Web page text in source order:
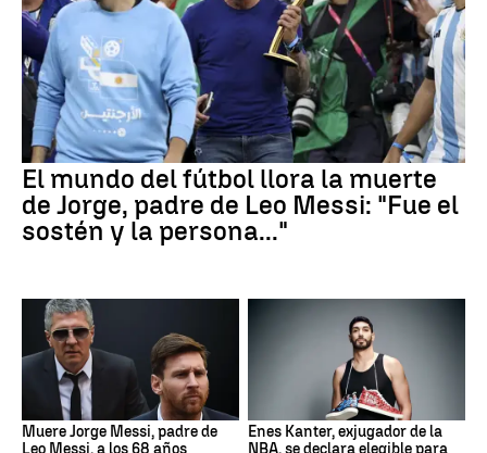
El mundo del fútbol llora la muerte
de Jorge, padre de Leo Messi: "Fue el
sostén y la persona..."
Muere Jorge Messi, padre de
Enes Kanter, exjugador de la